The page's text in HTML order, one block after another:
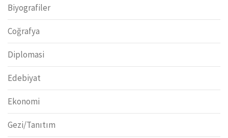
Biyografiler
Coğrafya
Diplomasi
Edebiyat
Ekonomi
Gezi/Tanıtım